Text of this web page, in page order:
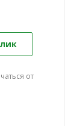
от